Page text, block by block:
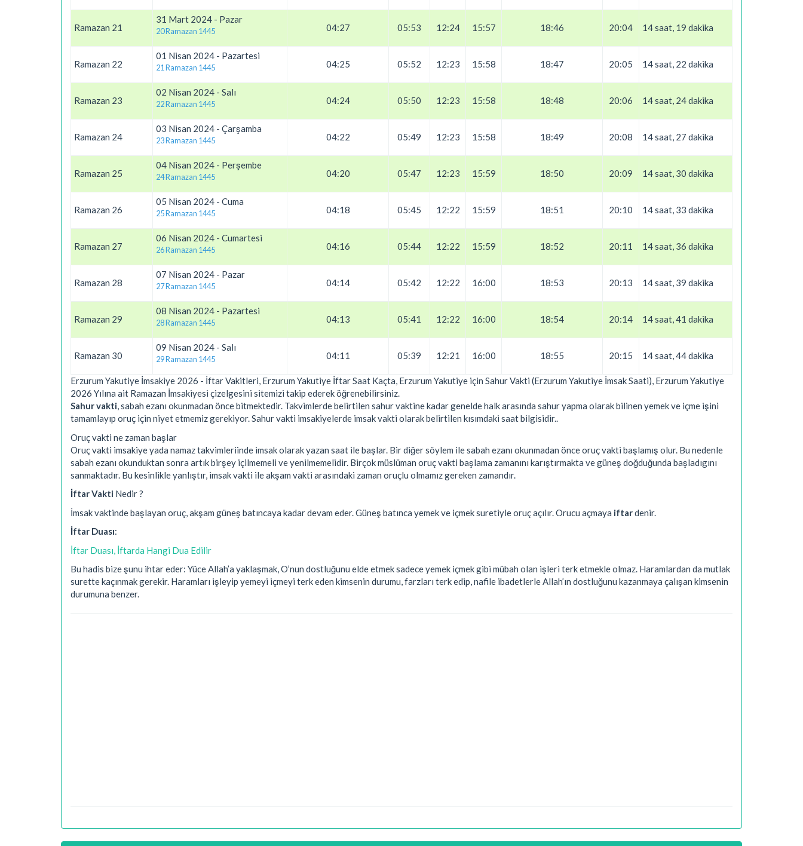
Ramazan 21
31 Mart 2024 - Pazar
20 Ramazan 1445 04:27 05:53 12:24 15:57 18:46 20:04 14 saat, 19 dakika
Ramazan 22
01 Nisan 2024 - Pazartesi
21 Ramazan 1445 04:25 05:52 12:23 15:58 18:47 20:05 14 saat, 22 dakika
Ramazan 23
02 Nisan 2024 - Salı
22 Ramazan 1445 04:24 05:50 12:23 15:58 18:48 20:06 14 saat, 24 dakika
Ramazan 24
03 Nisan 2024 - Çarşamba
23 Ramazan 1445 04:22 05:49 12:23 15:58 18:49 20:08 14 saat, 27 dakika
Ramazan 25
04 Nisan 2024 - Perşembe
24 Ramazan 1445 04:20 05:47 12:23 15:59 18:50 20:09 14 saat, 30 dakika
Ramazan 26
05 Nisan 2024 - Cuma
25 Ramazan 1445 04:18 05:45 12:22 15:59 18:51 20:10 14 saat, 33 dakika
Ramazan 27
06 Nisan 2024 - Cumartesi
26 Ramazan 1445 04:16 05:44 12:22 15:59 18:52 20:11 14 saat, 36 dakika
Ramazan 28
07 Nisan 2024 - Pazar
27 Ramazan 1445 04:14 05:42 12:22 16:00 18:53 20:13 14 saat, 39 dakika
Ramazan 29
08 Nisan 2024 - Pazartesi
28 Ramazan 1445 04:13 05:41 12:22 16:00 18:54 20:14 14 saat, 41 dakika
Ramazan 30
09 Nisan 2024 - Salı
29 Ramazan 1445 04:11 05:39 12:21 16:00 18:55 20:15 14 saat, 44 dakika
Erzurum Yakutiye İmsakiye 2026 - İftar Vakitleri, Erzurum Yakutiye İftar Saat Kaçta, Erzurum Yakutiye için Sahur Vakti (Erzurum Yakutiye İmsak Saati), Erzurum Yakutiye
2026 Yılına ait Ramazan İmsakiyesi çizelgesini sitemizi takip ederek öğrenebilirsiniz.
Sahur vakti, sabah ezanı okunmadan önce bitmektedir. Takvimlerde belirtilen sahur vaktine kadar genelde halk arasında sahur yapma olarak bilinen yemek ve içme işini
tamamlayıp oruç için niyet etmemiz gerekiyor. Sahur vakti imsakiyelerde imsak vakti olarak belirtilen kısımdaki saat bilgisidir..
Oruç vakti ne zaman başlar
Oruç vakti imsakiye yada namaz takvimleriinde imsak olarak yazan saat ile başlar. Bir diğer söylem ile sabah ezanı okunmadan önce oruç vakti başlamış olur. Bu nedenle
sabah ezanı okunduktan sonra artık birşey içilmemeli ve yenilmemelidir. Birçok müslüman oruç vakti başlama zamanını karıştırmakta ve güneş doğduğunda başladıgını
sanmaktadır. Bu kesinlikle yanlıştır, imsak vakti ile akşam vakti arasındaki zaman oruçlu olmamız gereken zamandır.
İftar Vakti Nedir ?
İmsak vaktinde başlayan oruç, akşam güneş batıncaya kadar devam eder. Güneş batınca yemek ve içmek suretiyle oruç açılır. Orucu açmaya iftardenir.
İftar Duası:
İftar Duası, İftarda Hangi Dua Edilir
Bu hadis bize şunu ihtar eder: Yüce Allah’a yaklaşmak, O’nun dostluğunu elde etmek sadece yemek içmek gibi mübah olan işleri terk etmekle olmaz. Haramlardan da mutlak
surette kaçınmak gerekir. Haramları işleyip yemeyi içmeyi terk eden kimsenin durumu, farzları terk edip, nafile ibadetlerle Allah’ın dostluğunu kazanmaya çalışan kimsenin
durumuna benzer.